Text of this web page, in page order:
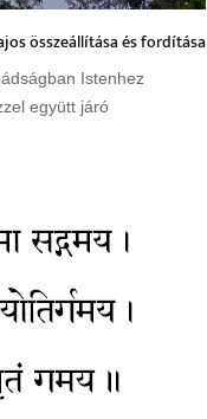
összeállítása és fordítása
Istenhez
együtt járó